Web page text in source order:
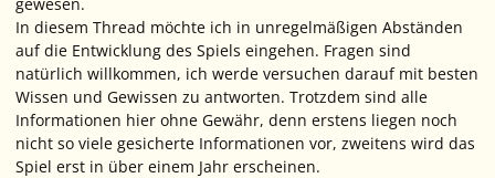
In diesem Thread möchte ich in unregelmäßigen Abständen
auf die Entwicklung des Spiels eingehen. Fragen sind
natürlich willkommen, ich werde versuchen darauf mit besten
Wissen und Gewissen zu antworten. Trotzdem sind alle
Informationen hier ohne Gewähr, denn erstens liegen noch
nicht so viele gesicherte Informationen vor, zweitens wird das
Spiel erst in über einem Jahr erscheinen.